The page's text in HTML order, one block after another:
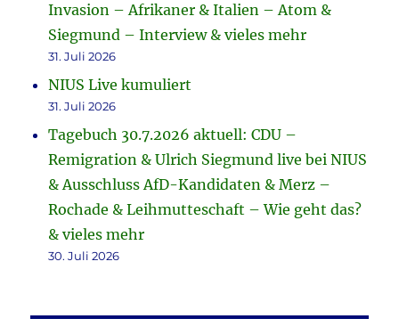
Invasion – Afrikaner & Italien – Atom &
Siegmund – Interview & vieles mehr
31. Juli 2026
NIUS Live kumuliert
31. Juli 2026
Tagebuch 30.7.2026 aktuell: CDU –
Remigration & Ulrich Siegmund live bei NIUS
& Ausschluss AfD-Kandidaten & Merz –
Rochade & Leihmutteschaft – Wie geht das?
& vieles mehr
30. Juli 2026